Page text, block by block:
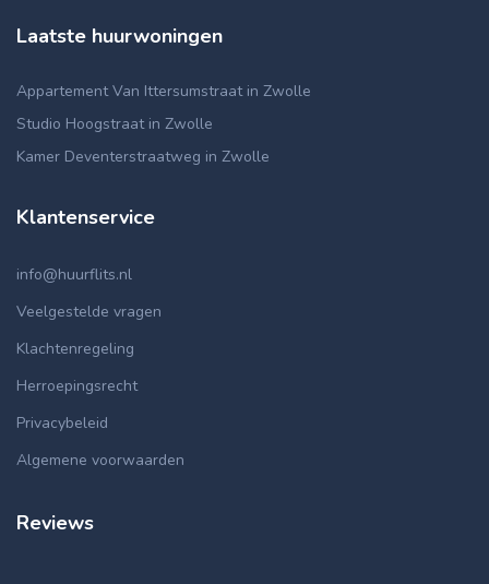
Laatste huurwoningen
Appartement Van Ittersumstraat in Zwolle
Studio Hoogstraat in Zwolle
Kamer Deventerstraatweg in Zwolle
Klantenservice
info@huurflits.nl
Veelgestelde vragen
Klachtenregeling
Herroepingsrecht
Privacybeleid
Algemene voorwaarden
Reviews